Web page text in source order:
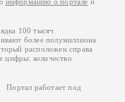
информацию о портале и
100 тысяч
более полумиллиона
расположен справа
цифры: количество
Портал работает под